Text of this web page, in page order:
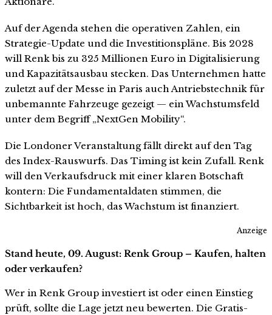
Auf der Agenda stehen die operativen Zahlen, ein
Strategie-Update und die Investitionspläne. Bis 2028
will Renk bis zu 325 Millionen Euro in Digitalisierung
und Kapazitätsausbau stecken. Das Unternehmen hatte
zuletzt auf der Messe in Paris auch Antriebstechnik für
unbemannte Fahrzeuge gezeigt — ein Wachstumsfeld
unter dem Begriff „NextGen Mobility“.
Die Londoner Veranstaltung fällt direkt auf den Tag
des Index-Rauswurfs. Das Timing ist kein Zufall. Renk
will den Verkaufsdruck mit einer klaren Botschaft
kontern: Die Fundamentaldaten stimmen, die
Sichtbarkeit ist hoch, das Wachstum ist finanziert.
Anzeige
Stand heute, 09. August: Renk Group – Kaufen, halten
oder verkaufen?
Wer in Renk Group investiert ist oder einen Einstieg
prüft, sollte die Lage jetzt neu bewerten. Die Gratis-